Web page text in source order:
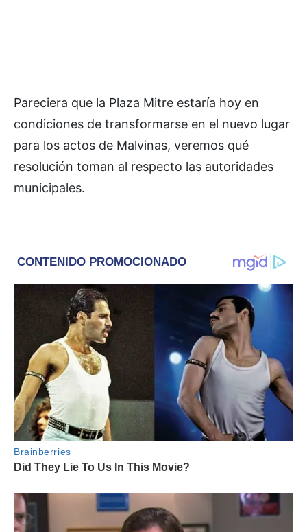
Pareciera que la Plaza Mitre estaría hoy en
condiciones de transformarse en el nuevo lugar
para los actos de Malvinas, veremos qué
resolución toman al respecto las autoridades
municipales.